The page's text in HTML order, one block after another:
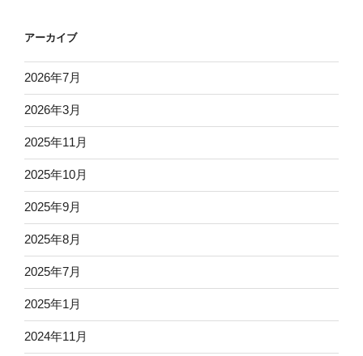
アーカイブ
2026年7月
2026年3月
2025年11月
2025年10月
2025年9月
2025年8月
2025年7月
2025年1月
2024年11月